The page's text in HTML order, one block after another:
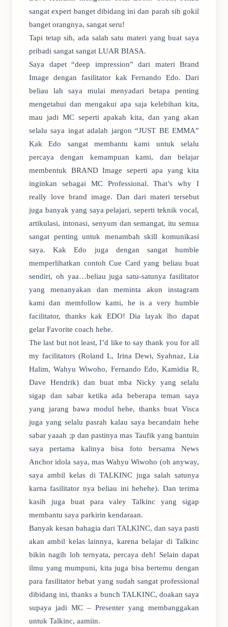
sangat expert banget dibidang ini dan parah sih gokil
banget orangnya, sangat seru!
Tapi tetap sih, ada salah satu materi yang buat saya
pribadi sangat sangat LUAR BIASA.
Saya dapet “deep impression” dari materi Brand
Image dengan fasilitator kak Fernando Edo. Dari
beliau lah saya mulai menyadari betapa penting
mengetahui dan mengakui apa saja kelebihan kita,
mau jadi MC seperti apakah kita, dan yang akan
selalu saya ingat adalah jargon “JUST BE EMMA”
Kak Edo sangat membantu kami untuk selalu
percaya dengan kemampuan kami, dan belajar
membentuk BRAND Image seperti apa yang kita
inginkan sebagai MC Professional. That’s why I
really love brand image. Dan dari materi tersebut
juga banyak yang saya pelajari, seperti teknik vocal,
artikulasi, intonasi, senyum dan semangat, itu semua
sangat penting untuk menambah skill komunikasi
saya. Kak Edo juga dengan sangat humble
memperlihatkan contoh Cue Card yang beliau buat
sendiri, oh yaa…beliau juga satu-satunya fasilitator
yang menanyakan dan meminta akun instagram
kami dan memfollow kami, he is a very humble
facilitator, thanks kak EDO! Dia layak lho dapat
gelar Favorite coach hehe.
The last but not least, I’d like to say thank you for all
my facilitators (Roland L, Irina Dewi, Syahnaz, Lia
Halim, Wahyu Wiwoho, Fernando Edo, Kamidia R,
Dave Hendrik) dan buat mba Nicky yang selalu
sigap dan sabar ketika ada beberapa teman saya
yang jarang bawa modul hehe, thanks buat Visca
juga yang selalu pasrah kalau saya becandain hehe
sabar yaaah ;p dan pastinya mas Taufik yang bantuin
saya pertama kalinya bisa foto bersama News
Anchor idola saya, mas Wahyu Wiwoho (oh anyway,
saya ambil kelas di TALKINC juga salah satunya
karna fasilitator nya beliau ini hehehe). Dan terima
kasih juga buat para valey Talkinc yang sigap
membantu saya parkirin kendaraan.
Banyak kesan bahagia dari TALKINC, dan saya pasti
akan ambil kelas lainnya, karena belajar di Talkinc
bikin nagih loh ternyata, percaya deh! Selain dapat
ilmu yang mumpuni, kita juga bisa bertemu dengan
para fasilitator hebat yang sudah sangat professional
dibidang ini, thanks a bunch TALKINC, doakan saya
supaya jadi MC – Presenter yang membanggakan
untuk Talkinc, aamiin.